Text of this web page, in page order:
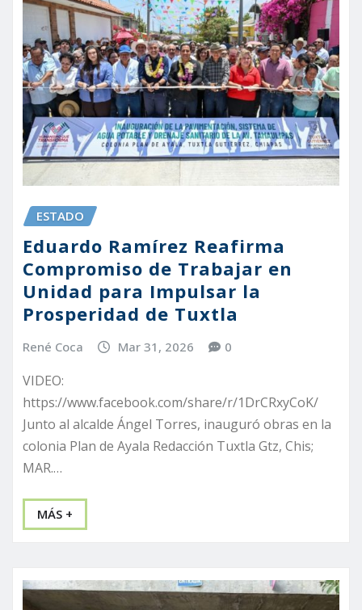
ESTADO
Eduardo Ramírez Reafirma
Compromiso de Trabajar en
Unidad para Impulsar la
Prosperidad de Tuxtla
René Coca Mar 31, 2026 0
VIDEO:
https://www.facebook.com/share/r/1DrCRxyCoK/
Junto al alcalde Ángel Torres, inauguró obras en la
colonia Plan de Ayala Redacción Tuxtla Gtz, Chis;
MAR.…
MÁS +